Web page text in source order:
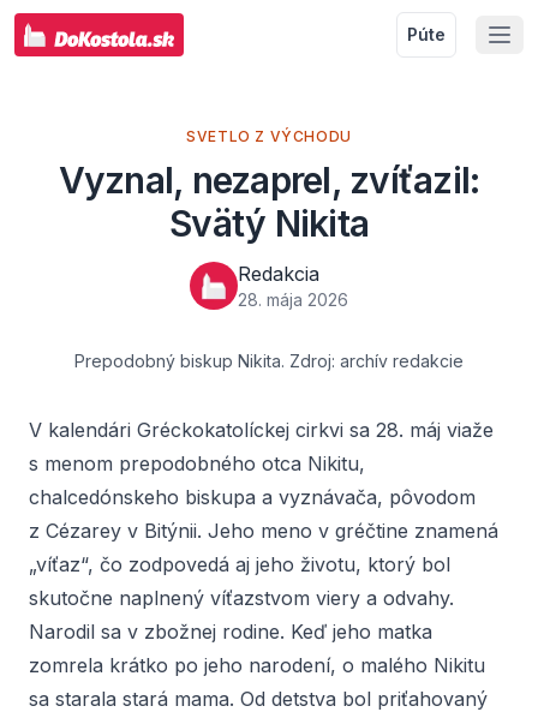
Púte
SVETLO Z VÝCHODU
Vyznal, nezaprel, zvíťazil:
Svätý Nikita
Redakcia
28. mája 2026
Prepodobný biskup Nikita. Zdroj: archív redakcie
V kalendári Gréckokatolíckej cirkvi sa 28. máj viaže
s menom prepodobného otca Nikitu,
chalcedónskeho biskupa a vyznávača, pôvodom
z Cézarey v Bitýnii. Jeho meno v gréčtine znamená
„víťaz“, čo zodpovedá aj jeho životu, ktorý bol
skutočne naplnený víťazstvom viery a odvahy.
Narodil sa v zbožnej rodine. Keď jeho matka
zomrela krátko po jeho narodení, o malého Nikitu
sa starala stará mama. Od detstva bol priťahovaný